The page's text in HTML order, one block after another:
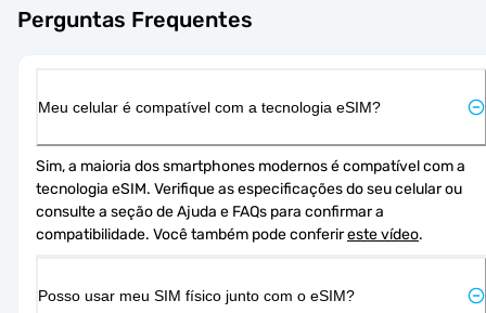
Perguntas Frequentes
Meu celular é compatível com a tecnologia eSIM?
Sim, a maioria dos smartphones modernos é compatível com a
tecnologia eSIM. Verifique as especificações do seu celular ou
consulte a seção de Ajuda e FAQs para confirmar a
compatibilidade. Você também pode conferir este vídeo.
Posso usar meu SIM físico junto com o eSIM?